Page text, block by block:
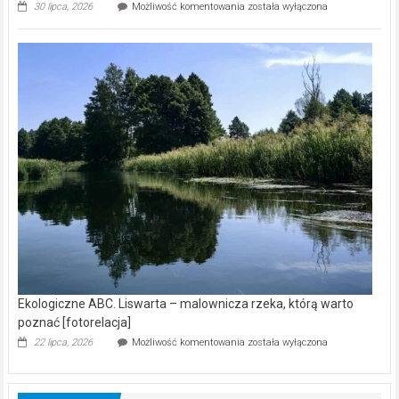
30 lipca, 2026 Możliwość komentowania Ekologiczne
kamerą
wśród
została wyłączona
Ekologiczne ABC. Liswarta – malownicza rzeka, którą warto
poznać [fotorelacja]
22 lipca, 2026 Możliwość komentowania Ekologiczne
–
została wyłączona